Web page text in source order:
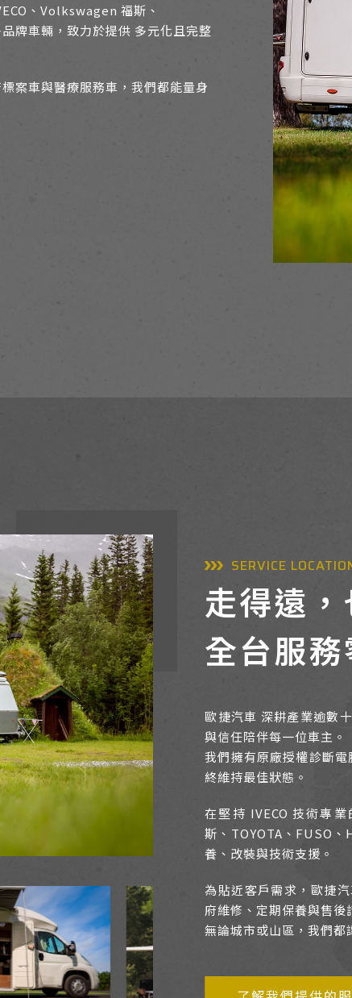
、Volkswagen 福斯、
牌車輛，致力於提供 多元化且完整
案車與醫療服務車，我們都能量身
SERVICE
走得遠，
全台服
歐捷汽車 深耕產業逾數
與信任陪伴每一位車主。
我們擁有原廠授權診斷
終維持最佳狀態。
在堅持 IVECO 技術專
斯、TOYOTA、FUSO
養、改裝與技術支援。
為貼近客戶需求，歐捷
府維修、定期保養與售後
無論城市或山區，我們都